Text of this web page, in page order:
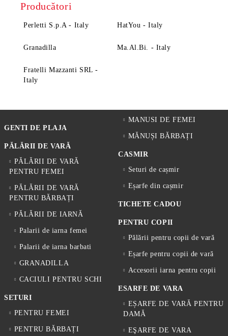
Producători
Perletti S.p.A - Italy HatYou - Italy
Granadilla Ma.Al.Bi. - Italy
Fratelli Mazzanti SRL -
Italy
GENTI DE PLAJA
PĂLĂRII DE VARĂ
PĂLĂRII DE VARĂ
PENTRU FEMEI
PĂLĂRII DE VARĂ
PENTRU BĂRBAȚI
PĂLĂRII DE IARNĂ
Palarii de iarna femei
Palarii de iarna barbati
GRANADILLA
CACIULI PENTRU SCHI
SETURI
PENTRU FEMEI
PENTRU BĂRBAȚI
MANUSI DE FEMEI
MĂNUȘI BĂRBAȚI
CASMIR
Seturi de cașmir
Eșarfe din cașmir
TICHETE CADOU
PENTRU COPII
Pălării pentru copii de vară
Eșarfe pentru copii de vară
Accesorii iarna pentru copii
ESARFE DE VARA
EȘARFE DE VARĂ PENTRU
DAMĂ
EŞARFE DE VARA